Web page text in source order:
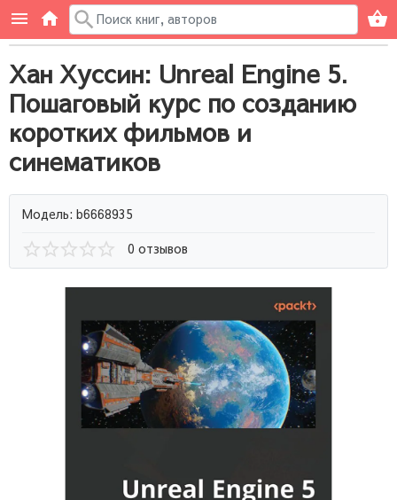
Хан Хуссин: Unreal Engine 5.
Пошаговый курс по созданию
коротких фильмов и
синематиков
Модель: b6668935
0 отзывов